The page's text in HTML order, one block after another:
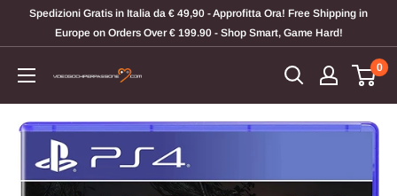
Spedizioni Gratis in Italia da € 49,90 - Approfitta Ora! Free Shipping in
Europe on Orders Over € 199.90 - Shop Smart, Game Hard!
Videogiochi
Per
Passione
0